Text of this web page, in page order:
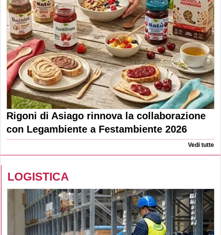
Rigoni di Asiago rinnova la collaborazione
con Legambiente a Festambiente 2026
Vedi tutte
LOGISTICA